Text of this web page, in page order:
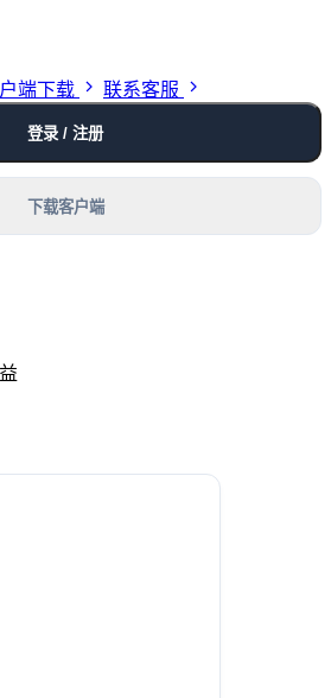
端下载 联系客服
登录 / 注册
下载客户端